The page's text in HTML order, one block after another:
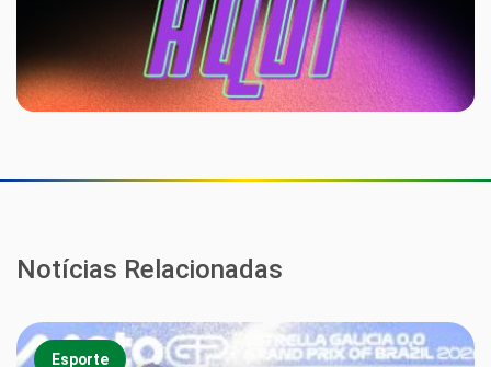
Notícias Relacionadas
Esporte